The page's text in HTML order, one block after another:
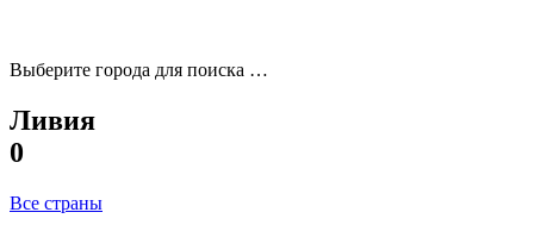
Выберите города для поиска …
Ливия
0
Все страны